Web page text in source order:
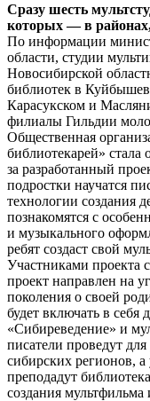
Сразу шесть
которых — в районах,
По информации
области, студии
Новосибирской
библиотек в
Карасукском и
филиалы Гильдии
Общественная
библиотекарей» стала
за разработанный
подростки научатся
технологии создания
познакомятся с
и музыкального
ребят создаст свой
Участниками проекта
проект направлен на
поколения о своей
будет включать в себя
«Сибиреведение» и
писатели проведут
сибирских регионов,
преподадут
создания